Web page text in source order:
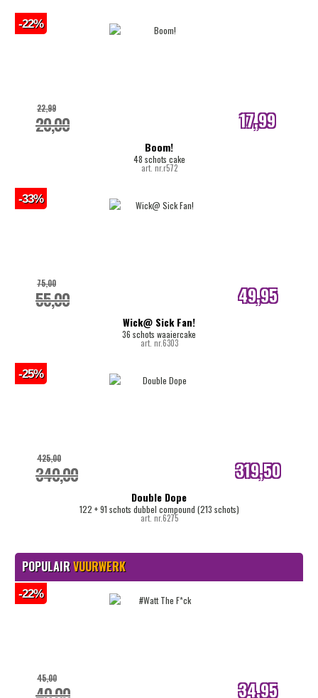
Boom!
48 schots cake
art. nr.r572
20,00
22,99 17,99
internetprijs
-22%
Wick@ Sick Fan!
36 schots waaiercake
art. nr.6303
55,00
75,00 49,95
internetprijs
-33%
Double Dope
122 + 91 schots dubbel compound (213 schots)
art. nr.6275
340,00
425,00 319,50
internetprijs
-25%
POPULAIRVUURWERK
45,00 34,95
-22%